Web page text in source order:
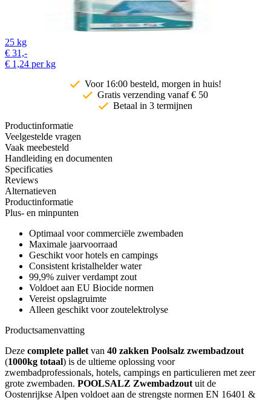
25 kg
€ 31,-
€ 1,24 per kg
Voor 16:00 besteld, morgen in huis!
Gratis verzending vanaf € 50
Betaal in 3 termijnen
Productinformatie
Veelgestelde vragen
Vaak meebesteld
Handleiding en documenten
Specificaties
Reviews
Alternatieven
Productinformatie
Plus- en minpunten
Optimaal voor commerciële zwembaden
Maximale jaarvoorraad
Geschikt voor hotels en campings
Consistent kristalhelder water
99,9% zuiver verdampt zout
Voldoet aan EU Biocide normen
Vereist opslagruimte
Alleen geschikt voor zoutelektrolyse
Productsamenvatting
Deze complete palletvan 40 zakken Poolsalz zwembadzout
(1000kg totaal) is de ultieme oplossing voor
zwembadprofessionals, hotels, campings en particulieren met zeer
grote zwembaden. POOLSALZ Zwembadzoutuit de
Oostenrijkse Alpen voldoet aan de strengste normen EN 16401 &